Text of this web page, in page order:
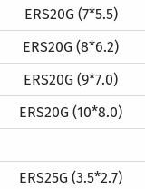
ERS20G (7*5.5)
ERS20G (8*6.2)
ERS20G (9*7.0)
ERS20G (10*8.0)
ERS25G (3.5*2.7)